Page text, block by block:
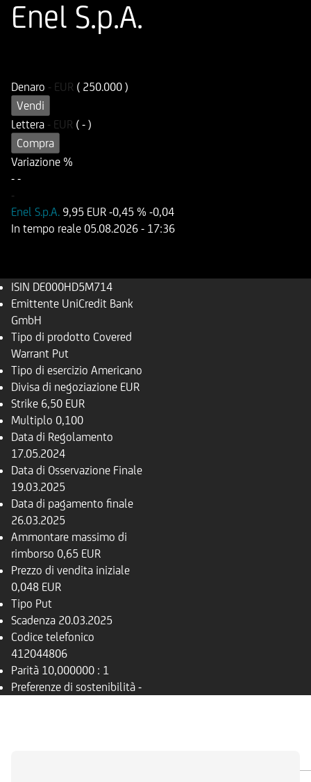
Enel S.p.A.
Denaro - EUR ( 250.000 )
Vendi
Lettera - EUR ( - )
Compra
Variazione %
- -
-
Enel S.p.A. 9,95 EUR -0,45 % -0,04
In tempo reale 05.08.2026 - 17:36
ISIN DE000HD5M714
Emittente UniCredit Bank
GmbH
Tipo di prodotto Covered
Warrant Put
Tipo di esercizio Americano
Divisa di negoziazione EUR
Strike 6,50 EUR
Multiplo 0,100
Data di Regolamento
17.05.2024
Data di Osservazione Finale
19.03.2025
Data di pagamento finale
26.03.2025
Ammontare massimo di
rimborso 0,65 EUR
Prezzo di vendita iniziale
0,048 EUR
Tipo Put
Scadenza 20.03.2025
Codice telefonico
412044806
Parità 10,000000 : 1
Preferenze di sostenibilità -